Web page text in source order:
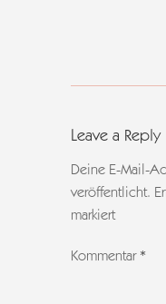
Leave a Reply
Deine E-Mail-
veröffentlicht.
markiert
Kommentar *